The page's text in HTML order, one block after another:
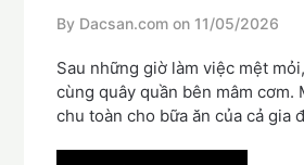
By Dacsan.com on 11/05/2026
Sau những giờ làm việc mệt
cùng quây quần bên mâm cơm.
chu toàn cho bữa ăn của cả gia